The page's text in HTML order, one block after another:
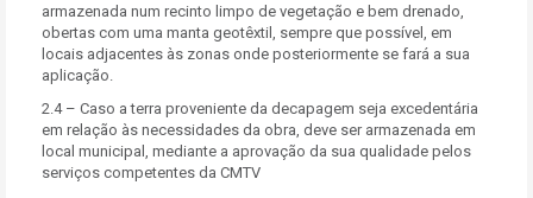
armazenada num recinto limpo de vegetação e bem drenado,
obertas com uma manta geotêxtil, sempre que possível, em
locais adjacentes às zonas onde posteriormente se fará a sua
aplicação.
2.4 – Caso a terra proveniente da decapagem seja excedentária
em relação às necessidades da obra, deve ser armazenada em
local municipal, mediante a aprovação da sua qualidade pelos
serviços competentes da CMTV